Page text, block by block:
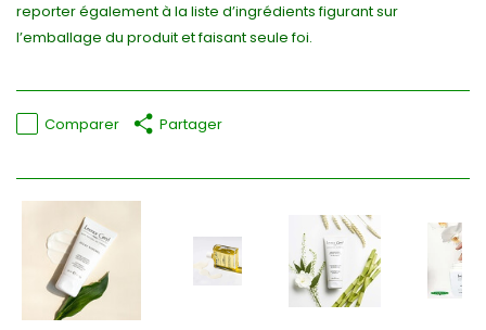
reporter également à la liste d’ingrédients figurant sur
l’emballage du produit et faisant seule foi.
Comparer Partager